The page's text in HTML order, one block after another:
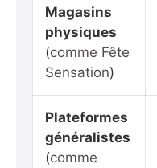
Magasins
physiques
(comme Fête
Sensation)
Plateformes
généralistes
(comme